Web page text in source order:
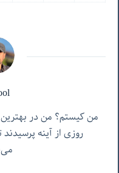
من کیستم؟ من در
روزی از آینه